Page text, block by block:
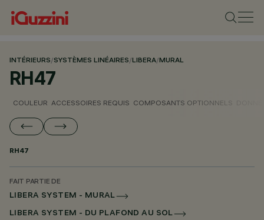
INTÉRIEURS/SYSTÈMES LINÉAIRES/LIBERA/MURAL
RH47
COULEUR ACCESSOIRES REQUIS COMPOSANTS OPTIONNELS
RH47
FAIT PARTIE DE
LIBERA SYSTEM - MURAL
LIBERA SYSTEM - DU PLAFOND AU SOL